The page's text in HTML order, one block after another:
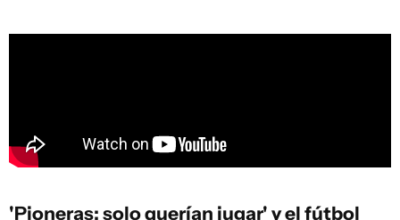
'Pioneras: solo querían jugar' y el fútbol